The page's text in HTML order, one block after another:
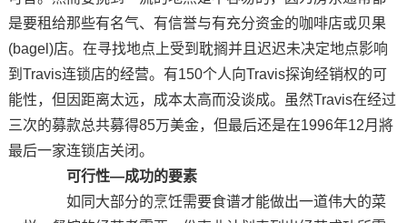
是要租给那些有名气、有信誉与有充分资金的咖啡店或贝果
(bagel)店。在寻找地点上受到耽搁并且迟迟未决定地点影响
到Travis连锁店的经营。有150个人向Travis探询经销权的可
能性，但因距离太远，成本太高而没谈成。虽然Travis在经过
三次的募款总共募得85万美金，但最后还是在1996年12月將
最后一家连锁店关闭。
可行性—成功的要素
如同大部分的烹饪需要食谱才能做出一道伟大的菜